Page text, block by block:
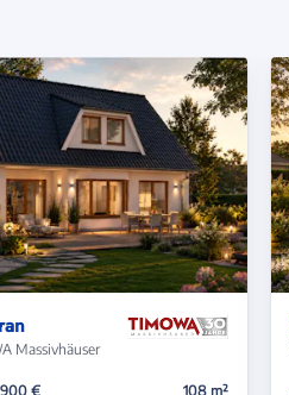
Massivhäuser
€
108 m²